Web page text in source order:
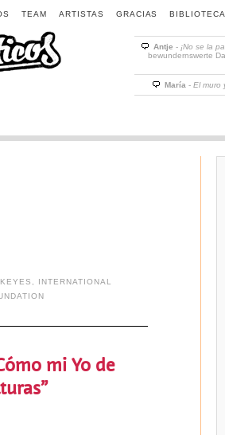
BIBLIOTECA
GRACIAS
ARTISTAS
TEAM
Antje - ¡No se la
bewundernswerte
María - El muro
INTERNATIONAL
mi Yo de